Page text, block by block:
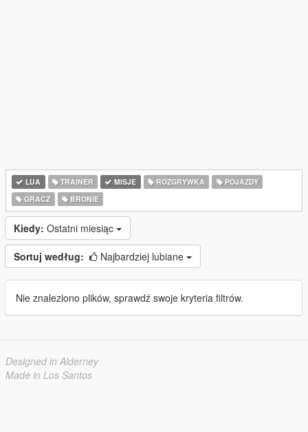
LUA TRAINER MISJE ROZGRYWKA
POJAZDY
GRACZ
BRONIE
Kiedy: Ostatni miesiąc
Sortuj według: Najbardziej lubiane
Nie znaleziono plików, sprawdź swoje kryteria filtrów.
Designed in Alderney
Made in Los Santos